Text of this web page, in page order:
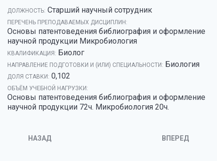
ДОЛЖНОСТЬ: Старший научный сотрудник
ПЕРЕЧЕНЬ ПРЕПОДАВАЕМЫХ ДИСЦИПЛИН:
Основы патентоведения библиография и оформление
научной продукции Микробиология
КВАЛИФИКАЦИЯ: Биолог
НАПРАВЛЕНИЕ ПОДГОТОВКИ И (ИЛИ) СПЕЦИАЛЬНОСТИ: Биология
ДОЛЯ СТАВКИ: 0,102
ОБЪЁМ УЧЕБНОЙ НАГРУЗКИ:
Основы патентоведения библиография и оформление
научной продукции 72ч. Микробиология 20ч.
НАЗАД ВПЕРЕД